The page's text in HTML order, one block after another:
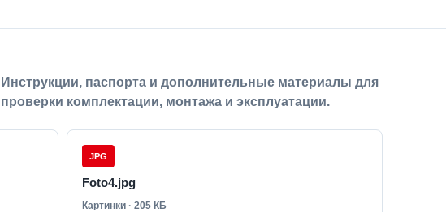
Инструкции, паспорта и дополнительные материалы для
проверки комплектации, монтажа и эксплуатации.
JPG
Foto4.jpg
Картинки · 205 КБ